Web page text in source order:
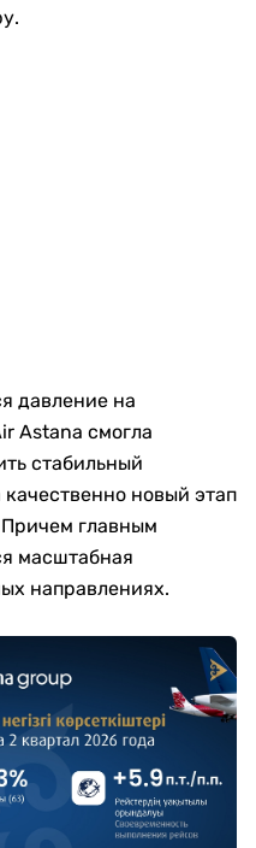
давление на
Astana смогла
стабильный
новый этап
главным
масштабная
направлениях.